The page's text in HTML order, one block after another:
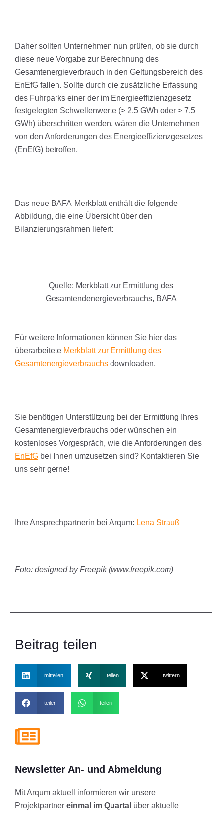
Daher sollten Unternehmen nun prüfen, ob sie durch
diese neue Vorgabe zur Berechnung des
Gesamtenergieverbrauch in den Geltungsbereich des
EnEfG fallen. Sollte durch die zusätzliche Erfassung
des Fuhrparks einer der im Energieeffizienzgesetz
festgelegten Schwellenwerte (> 2,5 GWh oder > 7,5
GWh) überschritten werden, wären die Unternehmen
von den Anforderungen des Energieeffizienzgesetzes
(EnEfG) betroffen.
Das neue BAFA-Merkblatt enthält die folgende
Abbildung, die eine Übersicht über den
Bilanzierungsrahmen liefert:
Quelle: Merkblatt zur Ermittlung des
Gesamtendenergieverbrauchs, BAFA
Für weitere Informationen können Sie hier das
überarbeitete Merkblatt zur Ermittlung des
Gesamtenergieverbrauchs downloaden.
Sie benötigen Unterstützung bei der Ermittlung Ihres
Gesamtenergieverbrauchs oder wünschen ein
kostenloses Vorgespräch, wie die Anforderungen des
EnEfG bei Ihnen umzusetzen sind? Kontaktieren Sie
uns sehr gerne!
Ihre Ansprechpartnerin bei Arqum: Lena Strauß
Foto: designed by Freepik (www.freepik.com)
Beitrag teilen
mitteilen teilen twittern
teilen teilen
Newsletter An- und Abmeldung
Mit Arqum aktuell informieren wir unsere
Projektpartner einmal im Quartal über aktuelle